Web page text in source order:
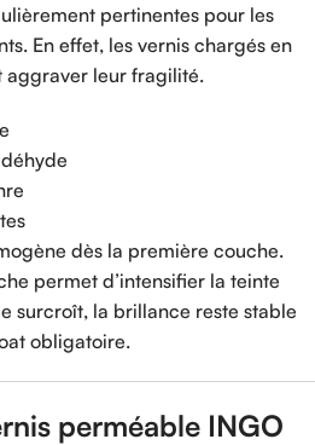
pertinentes pour les
En effet, les vernis chargés en
aggraver leur fragilité.
dès la première couche.
permet d’intensifier la teinte
surcroît, la brillance reste stable
obligatoire.
perméable INGO